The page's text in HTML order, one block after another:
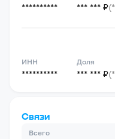
********** *** *** ₽
ИНН
**********
Доля
*** *** ₽
Связи
Всего